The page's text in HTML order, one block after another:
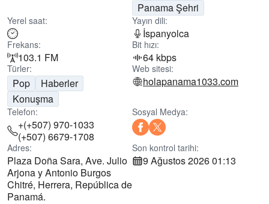
Panama Şehri
Yerel saat: Yayın dili:
İspanyolca
Frekans:
103.1 FM
Bit hızı:
64 kbps
Türler:
Pop
Haberler
Konuşma
Web sitesi:
holapanama1033.com
Telefon:
+(+507) 970-1033
(+507) 6679-1708
Sosyal Medya:
Adres:
Plaza Doña Sara, Ave. Julio
Arjona y Antonio Burgos
Chitré, Herrera, República de
Panamá.
Son kontrol tarihi:
9 Ağustos 2026 01:13